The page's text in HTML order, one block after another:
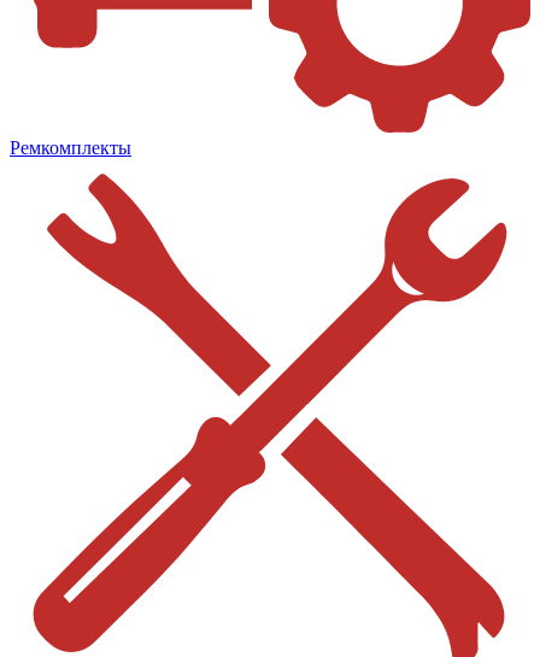
Ремкомплекты